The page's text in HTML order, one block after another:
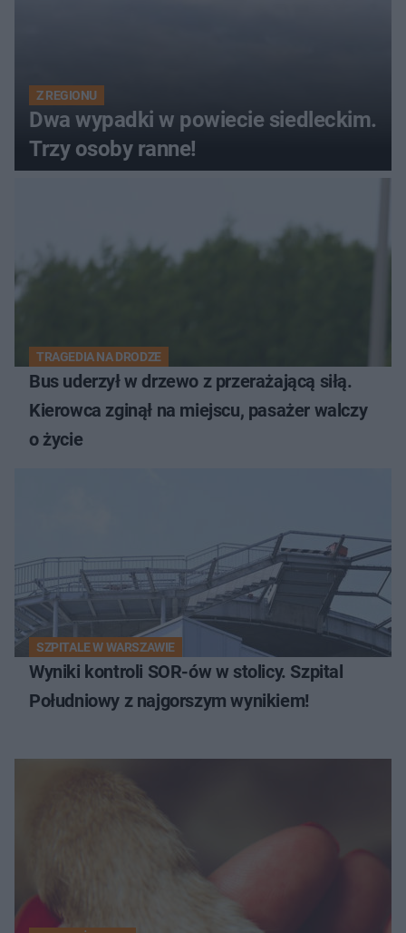
Z REGIONU
Dwa wypadki w powiecie siedleckim.
Trzy osoby ranne!
TRAGEDIA NA DRODZE
Bus uderzył w drzewo z przerażającą siłą.
Kierowca zginął na miejscu, pasażer walczy
o życie
SZPITALE W WARSZAWIE
Wyniki kontroli SOR-ów w stolicy. Szpital
Południowy z najgorszym wynikiem!